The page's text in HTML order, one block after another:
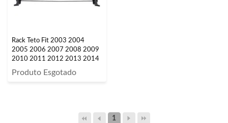
Rack Teto Fit 2003 2004
2005 2006 2007 2008 2009
2010 2011 2012 2013 2014
Produto Esgotado
1